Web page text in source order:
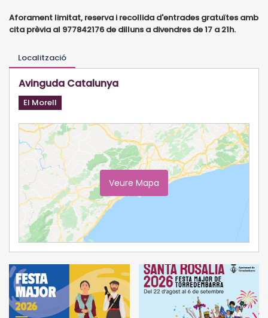
Aforament limitat, reserva i recollida d'entrades gratuïtes amb
cita prèvia al 977842176 de dilluns a divendres de 17 a 21h.
Localització
Avinguda Catalunya
El Morell
Veure Mapa